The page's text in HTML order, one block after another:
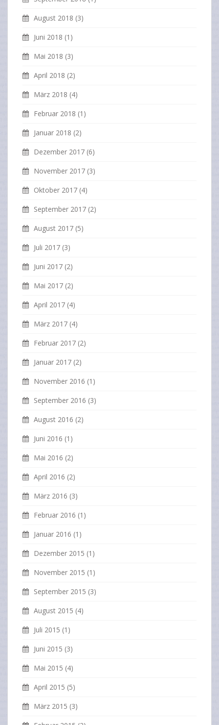
August 2018 (3)
Juni 2018 (1)
Mai 2018 (3)
April 2018 (2)
März 2018 (4)
Februar 2018 (1)
Januar 2018 (2)
Dezember 2017 (6)
November 2017 (3)
Oktober 2017 (4)
September 2017 (2)
August 2017 (5)
Juli 2017 (3)
Juni 2017 (2)
Mai 2017 (2)
April 2017 (4)
März 2017 (4)
Februar 2017 (2)
Januar 2017 (2)
November 2016 (1)
September 2016 (3)
August 2016 (2)
Juni 2016 (1)
Mai 2016 (2)
April 2016 (2)
März 2016 (3)
Februar 2016 (1)
Januar 2016 (1)
Dezember 2015 (1)
November 2015 (1)
September 2015 (3)
August 2015 (4)
Juli 2015 (1)
Juni 2015 (3)
Mai 2015 (4)
April 2015 (5)
März 2015 (3)